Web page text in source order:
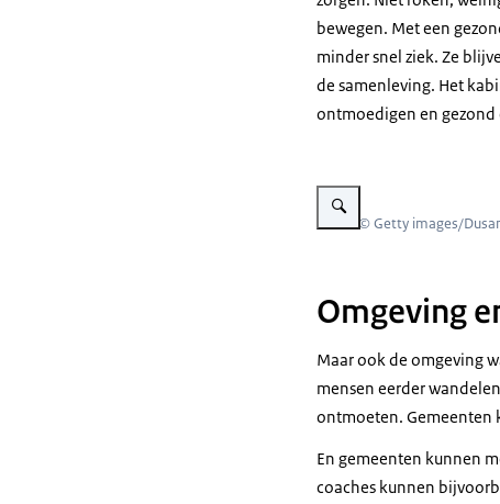
bewegen. Met een
minder snel ziek. Ze
de samenleving. Het
ontmoedigen en gezond
Vergroot afbeelding Man legt
Beeld: © Getty images/
Omgeving
Maar ook de omgeving
mensen eerder
ontmoeten. Gemeenten
En gemeenten kunnen
coaches kunnen